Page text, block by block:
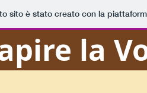
sito è stato creato con la
la